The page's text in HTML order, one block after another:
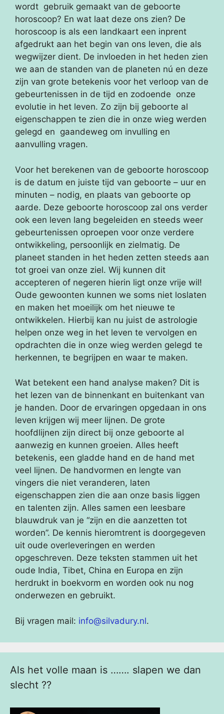
wordt gebruik gemaakt van de geboorte
horoscoop? En wat laat deze ons zien? De
horoscoop is als een landkaart een inprent
afgedrukt aan het begin van ons leven, die als
wegwijzer dient. De invloeden in het heden zien
we aan de standen van de planeten nú en deze
zijn van grote betekenis voor het verloop van de
gebeurtenissen in de tijd en zodoende onze
evolutie in het leven. Zo zijn bij geboorte al
eigenschappen te zien die in onze wieg werden
gelegd en gaandeweg om invulling en
aanvulling vragen.
Voor het berekenen van de geboorte horoscoop
is de datum en juiste tijd van geboorte – uur en
minuten – nodig, en plaats van geboorte op
aarde. Deze geboorte horoscoop zal ons verder
ook een leven lang begeleiden en steeds weer
gebeurtenissen oproepen voor onze verdere
ontwikkeling, persoonlijk en zielmatig. De
planeet standen in het heden zetten steeds aan
tot groei van onze ziel. Wij kunnen dit
accepteren of negeren hierin ligt onze vrije wil!
Oude gewoonten kunnen we soms niet loslaten
en maken het moeilijk om het nieuwe te
ontwikkelen. Hierbij kan nu juist de astrologie
helpen onze weg in het leven te vervolgen en
opdrachten die in onze wieg werden gelegd te
herkennen, te begrijpen en waar te maken.
Wat betekent een hand analyse maken? Dit is
het lezen van de binnenkant en buitenkant van
je handen. Door de ervaringen opgedaan in ons
leven krijgen wij meer lijnen. De grote
hoofdlijnen zijn direct bij onze geboorte al
aanwezig en kunnen groeien. Alles heeft
betekenis, een gladde hand en de hand met
veel lijnen. De handvormen en lengte van
vingers die niet veranderen, laten
eigenschappen zien die aan onze basis liggen
en talenten zijn. Alles samen een leesbare
blauwdruk van je “zijn en die aanzetten tot
worden”. De kennis hieromtrent is doorgegeven
uit oude overleveringen en werden
opgeschreven. Deze teksten stammen uit het
oude India, Tibet, China en Europa en zijn
herdrukt in boekvorm en worden ook nu nog
onderwezen en gebruikt.
Bij vragen mail: info@silvadury.nl.
Als het volle maan is ……. slapen we dan
slecht ??